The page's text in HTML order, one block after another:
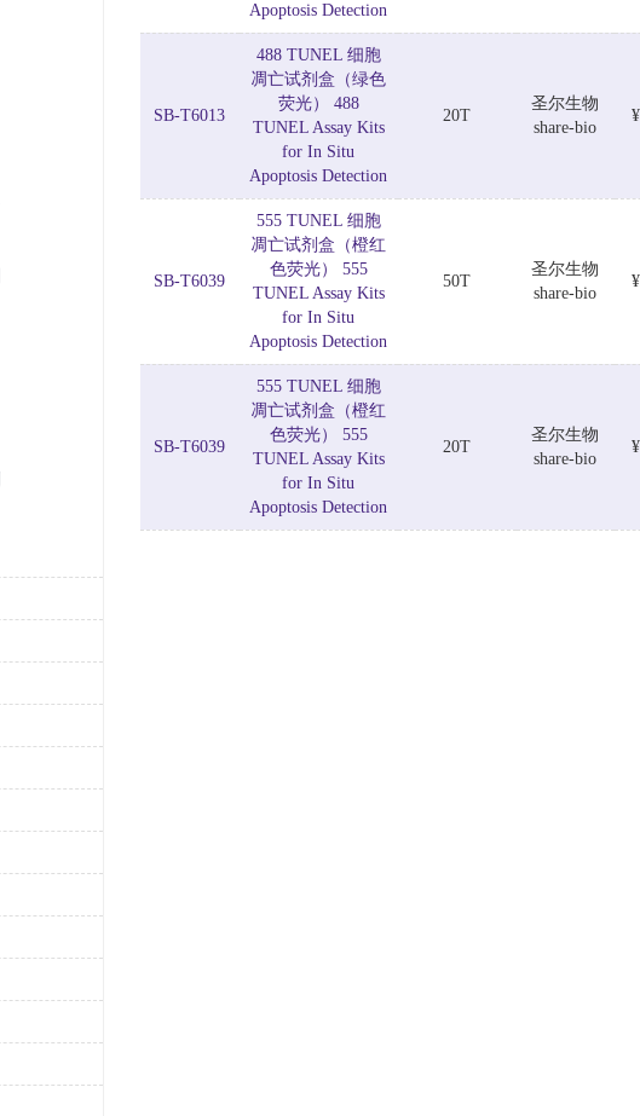
Apoptosis Detection
SB-T6013
488 TUNEL 细胞
凋亡试剂盒（绿色
荧光） 488
TUNEL Assay Kits
for In Situ
Apoptosis Detection
20T
圣尔生物
share-bio
SB-T6039
555 TUNEL 细胞
凋亡试剂盒（橙红
色荧光） 555
TUNEL Assay Kits
for In Situ
Apoptosis Detection
50T
圣尔生物
share-bio
SB-T6039
555 TUNEL 细胞
凋亡试剂盒（橙红
色荧光） 555
TUNEL Assay Kits
for In Situ
Apoptosis Detection
20T
圣尔生物
share-bio